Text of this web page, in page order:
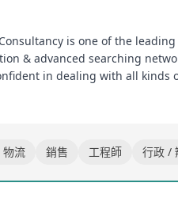
is one of the
& advanced searching
in dealing with all kinds
Logistic, Warehouse,
的招聘公司之一，擁有超過20年
所有種類的招聘，如會計，財務
流 銷售 工程師 行政 /